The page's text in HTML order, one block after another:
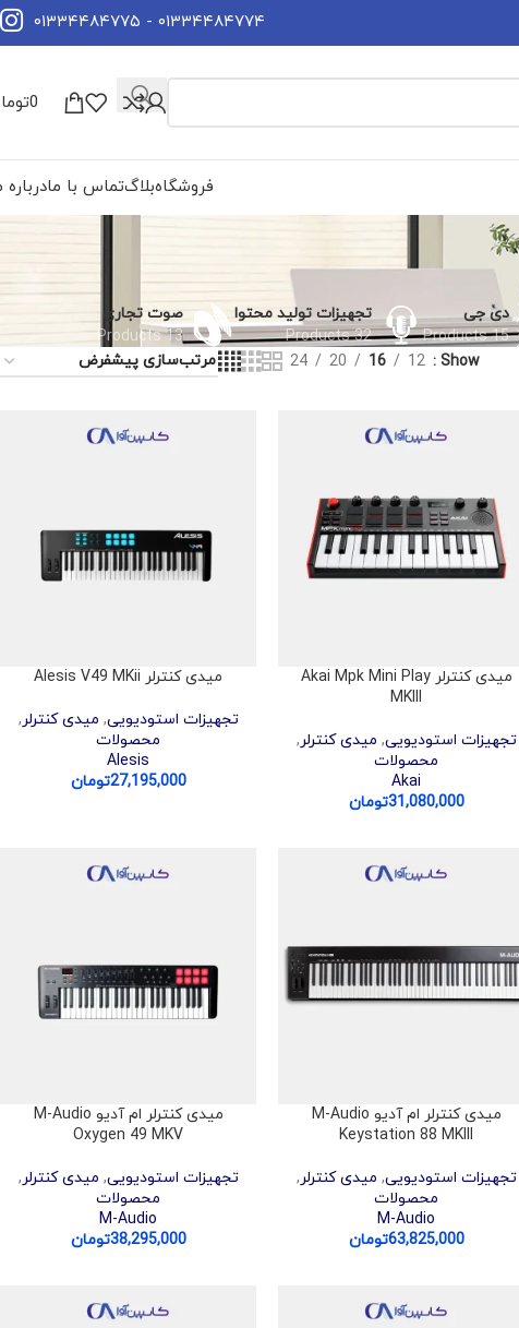
۰۱۳۳۴۴۸۴۷۷۴ - ۰۱۳۳۴۴۸۴۷۷۵
0
فروشگاهبلاگتماس با مادرباره
دی جی
15 Products
تجهیزات تولید محتوا
32 Products
صوت تجاری
13 Products
Show
12
16
20
24
میدی کنترلر Akai Mpk Mini Play
MKIII
تجهیزات استودیویی, میدی کنترلر,
محصولات
Akai
31,080,000تومان
میدی کنترلر Alesis V49 MKii
تجهیزات استودیویی, میدی کنترلر,
محصولات
Alesis
27,195,000تومان
میدی کنترلر ام آدیو M-Audio
Keystation 88 MKIII
تجهیزات استودیویی, میدی کنترلر,
محصولات
M-Audio
63,825,000تومان
میدی کنترلر ام آدیو M-Audio
Oxygen 49 MKV
تجهیزات استودیویی, میدی کنترلر,
محصولات
M-Audio
38,295,000تومان